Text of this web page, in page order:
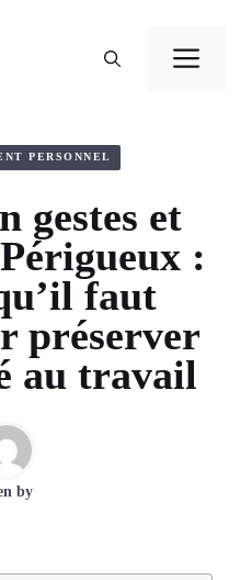
PERSONNEL
gestes et
:
faut
préserver
au travail
by